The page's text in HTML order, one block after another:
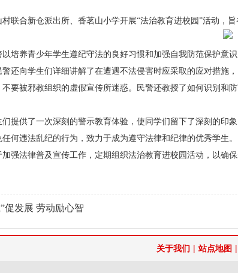
联合新仓派出所、香茗山小学开展“法治教育进校园”活动，
培养青少年学生遵纪守法的良好习惯和加强自我防范保护意
还向学生们详细讲解了在遭遇不法侵害时应采取的应对措施
要被邪教组织的虚假宣传所迷惑。民警还教授了如何识别和
提供了一次深刻的警示教育体验，使同学们留下了深刻的
何违法乱纪的行为，致力于成为遵守法律和纪律的优秀学生。
强法律普及宣传工作，定期组织法治教育进校园活动，以确
促发展 劳动励心智
关于我们 | 站点地图 |